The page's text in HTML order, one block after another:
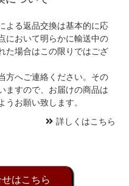
よる返品交換は基本的に応
において明らかに輸送中の
た場合はこの限りではござ
方へご連絡ください。その
ますので、お届けの商品は
うお願い致します。
詳しくはこちら
はこちら